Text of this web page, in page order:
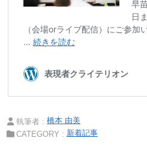
執筆者 : 橋本 由美
CATEGORY : 新着記事